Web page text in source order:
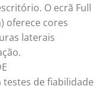
O ecrã Full
oferece cores
laterais
de fiabilidade